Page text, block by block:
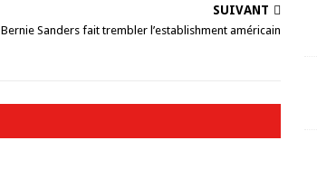
SUIVANT
Bernie Sanders fait trembler l’establishment américain